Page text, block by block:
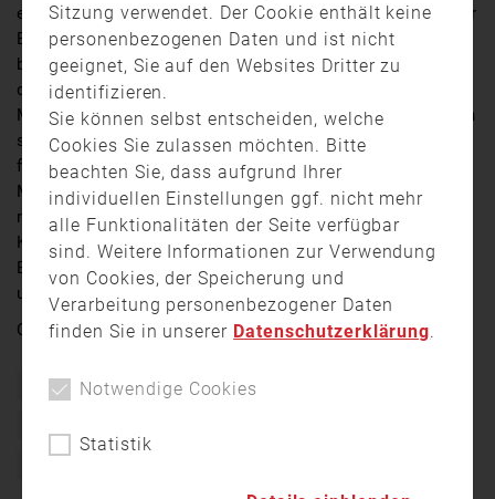
erfordert unterschiedliche Maßnahmen. Klar, denn jeder
Einsatz ist situationsbedingt und abhängig von
bestimmten Umständen. Ein besonderer Umstand wäre
da zum Beispiel ein Einsatz in einem Tunnel. Die
Möglichkeit vorher in einem Tunnel zu üben, bietet sich
selten. Schließlich kann man wohl kaum einen Tunnel
für ein oder zwei Stunden komplett sperren. Die
Möglichkeit bietet sich also nur dann, wenn ein Tunnel
noch nicht im Einsatz ist. So wie Donnerstagabend im
Katzenbergtunnel bei Heidingsfeld. Und was so ein
Einsatz in einem Tunnel erfordert, ist wirklich
unglaublich.
Quelle:TV touring
Brand Ehrenamt Feuer
Sitzung verwendet. Der Cookie enthält keine
personenbezogenen Daten und ist nicht
geeignet, Sie auf den Websites Dritter zu
identifizieren.
Sie können selbst entscheiden, welche
Cookies Sie zulassen möchten. Bitte
beachten Sie, dass aufgrund Ihrer
individuellen Einstellungen ggf. nicht mehr
alle Funktionalitäten der Seite verfügbar
sind. Weitere Informationen zur Verwendung
von Cookies, der Speicherung und
Verarbeitung personenbezogener Daten
finden Sie in unserer Datenschutzerklärung.
Notwendige Cookies
Statistik